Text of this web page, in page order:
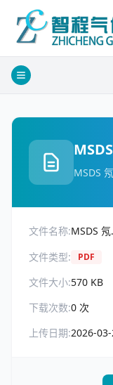
MSDS 氖
文件名称:MSDS
文件类型:
PDF
文件大小:570 KB
下载次数:0 次
上传日期:2026-